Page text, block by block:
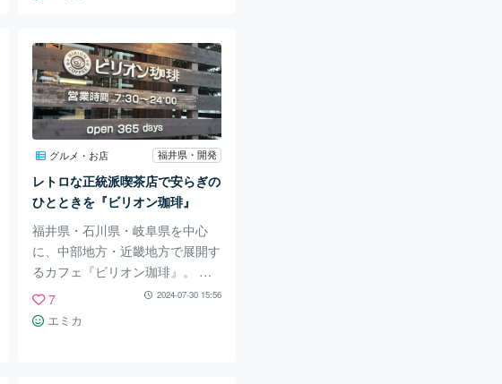
の美味しく新鮮な海鮮を、「テイ
イルで日常に取り入れることがで
きるお店があります。 福井の海
鮮流通の要である「ふくい鮮いち
ば」からほど近い、福井市高木中
央に、美味しい海の幸を使用した
お惣菜やお弁当をテイクアウトで
きる『toto base（トトベー
ス）』。 今回は『toto base』の
魅力を紹介していきます！ 北欧
風の看
グルメ・お店 福井県・開発
レトロな正統派喫茶店で安らぎの
ひとときを『ビリオン珈琲』
福井県・石川県・岐阜県を中心
に、中部地方・近畿地方で展開す
るカフェ『ビリオン珈琲』。 地
方チェーン店ながらも、純喫茶風
の内装や落ち着きのある雰囲気を
醸し出し、ここにしかない個性を
7 2024-07-30 15:56
エミカ